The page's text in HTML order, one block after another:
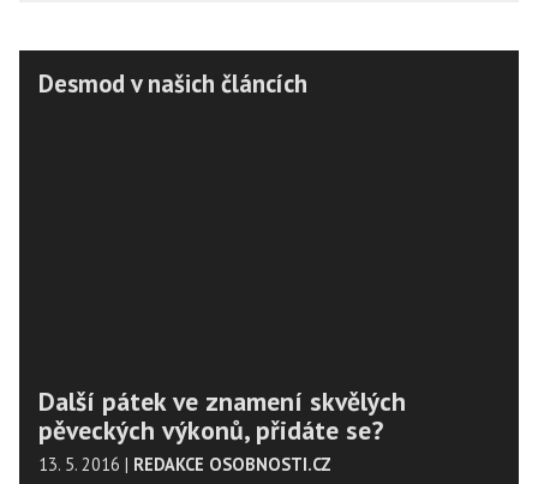
Desmod v našich článcích
Další pátek ve znamení skvělých
pěveckých výkonů, přidáte se?
13. 5. 2016 | REDAKCE OSOBNOSTI.CZ